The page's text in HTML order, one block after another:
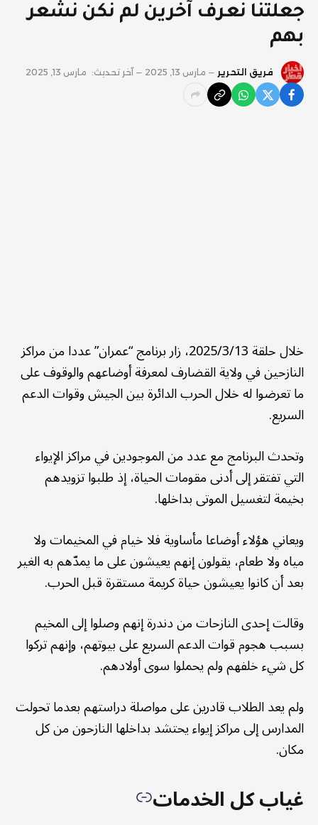
جعلتنا نعرف آخرين لم نكن نشعر
بهم
فريق التحرير مارس 13, 2025 آخر تحديث: مارس 13, 2025
خلال حلقة 2025/3/13، زار برنامج “عمران” عددا من مراكز
النازحين في ولاية القضارف لمعرفة أوضاعهم والوقوف على
ما تعرضوا له خلال الحرب الدائرة بين الجيش وقوات الدعم
السريع.
وتحدث البرنامج مع عدد من الموجودين في مراكز الإيواء
التي تفتقر إلى أدنى مقومات الحياة، إذ طلبوا تزويدهم
بخيمة لتغسيل الموتى بداخلها.
ويعاني هؤلاء أوضاعا مأساوية فلا خيام في المخيمات ولا
مياه ولا طعام، يقولون إنهم يعيشون على ما يمدّهم به الغير
بعد أن كانوا يعيشون حياة كريمة مستقرة قبل الحرب.
وقالت إحدى النازحات من دندرة إنهم وصلوا إلى المخيم
بسبب هجوم قوات الدعم السريع على بيوتهم، وإنهم تركوا
كل شيء خلفهم ولم يحملوا سوى أولادهم.
ولم يعد الطلاب قادرين على مواصلة دراستهم بعدما تحولت
المدارس إلى مراكز إيواء يحتشد بداخلها النازحون من كل
مكان.
غياب كل الخدمات